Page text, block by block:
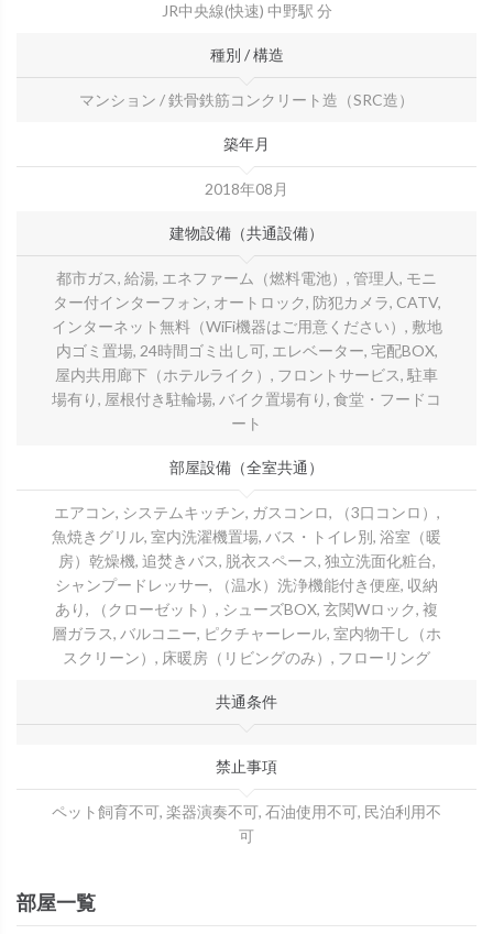
JR中央線(快速) 中野駅 分
種別 / 構造
マンション / 鉄骨鉄筋コンクリート造（SRC造）
築年月
2018年08月
建物設備（共通設備）
都市ガス, 給湯, エネファーム（燃料電池）, 管理人, モニ
ター付インターフォン, オートロック, 防犯カメラ, CATV,
インターネット無料（WiFi機器はご用意ください）, 敷地
内ゴミ置場, 24時間ゴミ出し可, エレベーター, 宅配BOX,
屋内共用廊下（ホテルライク）, フロントサービス, 駐車
場有り, 屋根付き駐輪場, バイク置場有り, 食堂・フードコ
ート
部屋設備（全室共通）
エアコン, システムキッチン, ガスコンロ, （3口コンロ）,
魚焼きグリル, 室内洗濯機置場, バス・トイレ別, 浴室（暖
房）乾燥機, 追焚きバス, 脱衣スペース, 独立洗面化粧台,
シャンプードレッサー, （温水）洗浄機能付き便座, 収納
あり, （クローゼット）, シューズBOX, 玄関Wロック, 複
層ガラス, バルコニー, ピクチャーレール, 室内物干し（ホ
スクリーン）, 床暖房（リビングのみ）, フローリング
共通条件
禁止事項
ペット飼育不可, 楽器演奏不可, 石油使用不可, 民泊利用不
可
部屋一覧